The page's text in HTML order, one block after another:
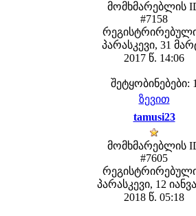
მომხმარებლის
#7158
პარასკევი, 31
2017 წ. 14:06
შეტყობინებები:
ზევით
tamusi23
მომხმარებლის
#7605
პარასკევი, 12
2018 წ. 05:18